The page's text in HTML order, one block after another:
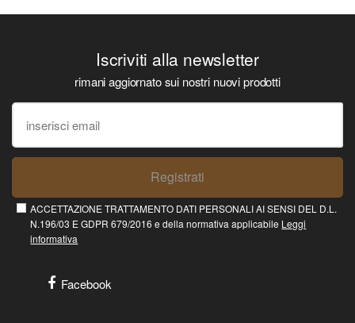
Iscriviti alla newsletter
rimani aggiornato sui nostri nuovi prodotti
Registrati
ACCETTAZIONE TRATTAMENTO DATI PERSONALI AI SENSI DEL D.L.
N.196/03 E GDPR 679/2016 e della normativa applicabile Leggi
informativa
Facebook